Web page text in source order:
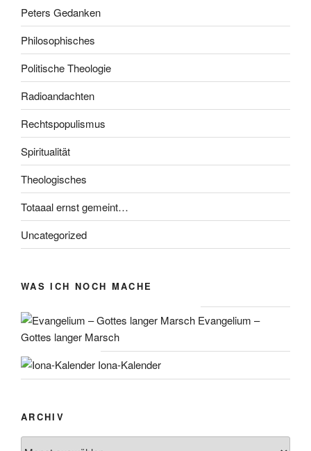
Peters Gedanken
Philosophisches
Politische Theologie
Radioandachten
Rechtspopulismus
Spiritualität
Theologisches
Totaaal ernst gemeint…
Uncategorized
WAS ICH NOCH MACHE
Evangelium –
Gottes langer Marsch
Iona-Kalender
ARCHIV